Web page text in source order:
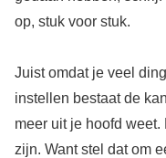
op, stuk voor stuk.
Juist omdat je veel
instellen bestaat de
meer uit je hoofd
zijn. Want stel dat om